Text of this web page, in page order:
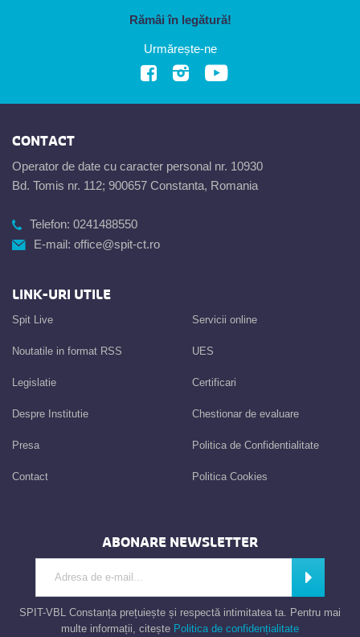
Rămâi în legătură!
Urmărește-ne
CONTACT
Operator de date cu caracter personal nr. 10930
Bd. Tomis nr. 112; 900657 Constanta, Romania
Telefon: 0241488550
E-mail: office@spit-ct.ro
LINK-URI UTILE
Spit Live
Noutatile in format RSS
Legislatie
Despre Institutie
Presa
Contact
Servicii online
UES
Certificari
Chestionar de evaluare
Politica de Confidentialitate
Politica Cookies
ABONARE NEWSLETTER
SPIT-VBL Constanța prețuiește și respectă intimitatea ta. Pentru mai
multe informații, citește Politica de confidențialitate